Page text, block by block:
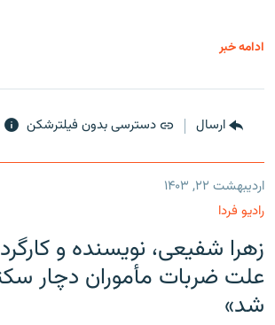
ادامه خبر
ارسال دسترسی بدون فیلترشکن
اردیبهشت ۲۲, ۱۴۰۳
رادیو فردا
زهرا شفیعی، نویسنده و
علت ضربات مأموران دچار
شد»